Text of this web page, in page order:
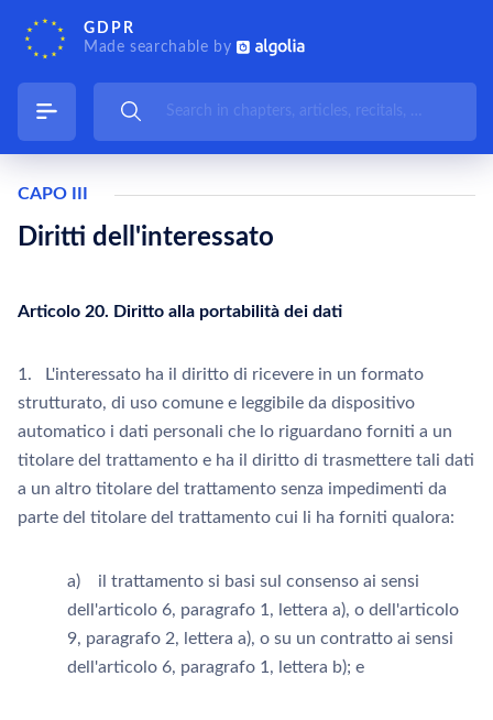
GDPR
Made searchable by
CAPO III
Diritti dell'interessato
Articolo 20. Diritto alla portabilità dei dati
1. L'interessato ha il diritto di ricevere in un formato
strutturato, di uso comune e leggibile da dispositivo
automatico i dati personali che lo riguardano forniti a un
titolare del trattamento e ha il diritto di trasmettere tali dati
a un altro titolare del trattamento senza impedimenti da
parte del titolare del trattamento cui li ha forniti qualora:
a) il trattamento si basi sul consenso ai sensi
dell'articolo 6, paragrafo 1, lettera a), o dell'articolo
9, paragrafo 2, lettera a), o su un contratto ai sensi
dell'articolo 6, paragrafo 1, lettera b); e